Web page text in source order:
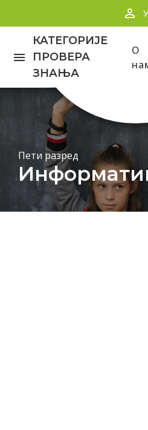
person_outline
menu
КАТЕГОРИЈЕ
ПРОВЕРА
ЗНАЊА
О
Пети разред